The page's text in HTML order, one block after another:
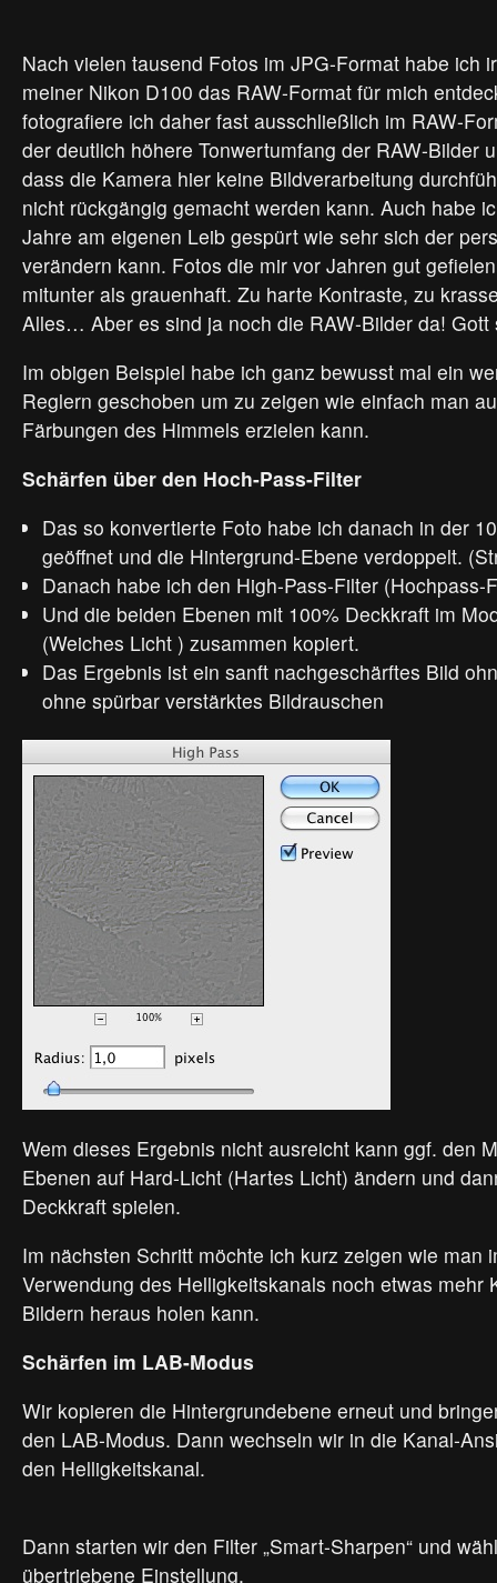
Nach vielen tausend Fotos im JPG-Format habe ich
meiner Nikon D100 das RAW-Format für mich
fotografiere ich daher fast ausschließlich im RAW-
der deutlich höhere Tonwertumfang der RAW-Bilder
dass die Kamera hier keine Bildverarbeitung
nicht rückgängig gemacht werden kann. Auch habe
Jahre am eigenen Leib gespürt wie sehr sich der
verändern kann. Fotos die mir vor Jahren gut
mitunter als grauenhaft. Zu harte Kontraste, zu
Alles… Aber es sind ja noch die RAW-Bilder da!
Im obigen Beispiel habe ich ganz bewusst mal ein
Reglern geschoben um zu zeigen wie einfach man
Färbungen des Himmels erzielen kann.
Schärfen über den Hoch-Pass-Filter
Das so konvertierte Foto habe ich danach in der
geöffnet und die Hintergrund-Ebene verdoppelt.
Danach habe ich den High-Pass-Filter (Hochpass-
Und die beiden Ebenen mit 100% Deckkraft im
(Weiches Licht ) zusammen kopiert.
Das Ergebnis ist ein sanft nachgeschärftes Bild
ohne spürbar verstärktes Bildrauschen
Wem dieses Ergebnis nicht ausreicht kann ggf. den
Ebenen auf Hard-Licht (Hartes Licht) ändern und
Deckkraft spielen.
Im nächsten Schritt möchte ich kurz zeigen wie man
Verwendung des Helligkeitskanals noch etwas mehr
Bildern heraus holen kann.
Schärfen im LAB-Modus
Wir kopieren die Hintergrundebene erneut und
den LAB-Modus. Dann wechseln wir in die Kanal-
den Helligkeitskanal.
Dann starten wir den Filter „Smart-Sharpen“ und
übertriebene Einstellung.